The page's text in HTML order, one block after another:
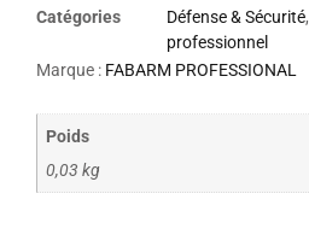
Catégories
Défense & Sécurité,
professionnel
Marque : FABARM PROFESSIONAL
Poids
0,03 kg